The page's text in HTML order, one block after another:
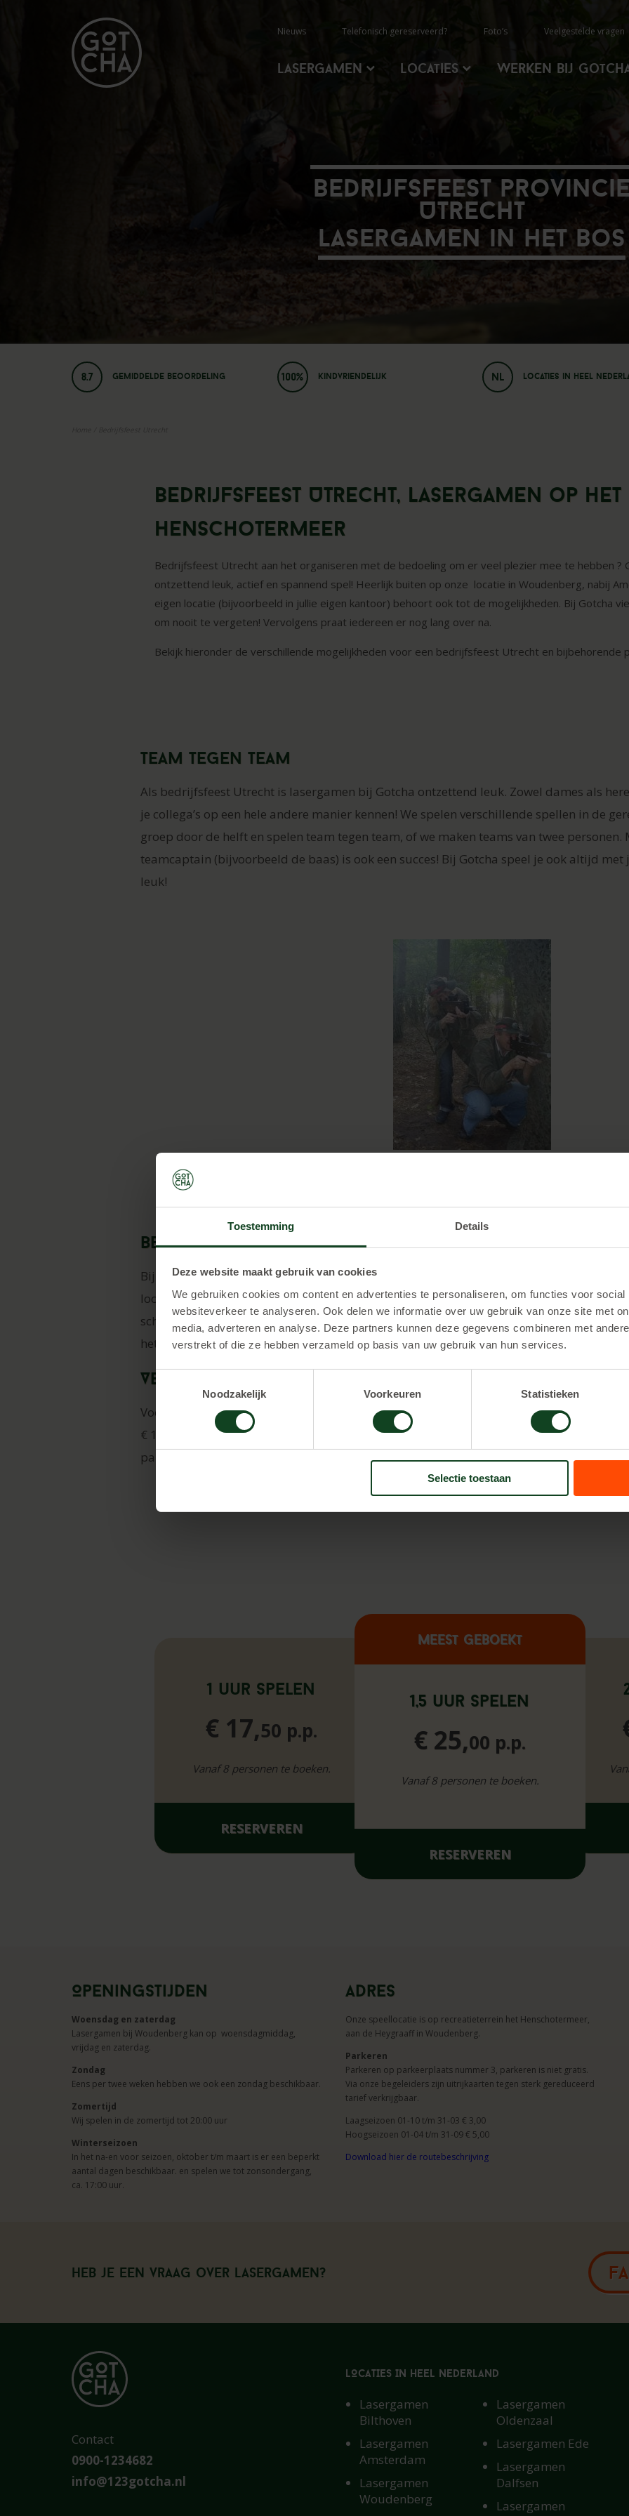
Toestemming Details
Deze website maakt gebruik van cookies
We gebruiken cookies om content en advertenties te personaliseren, om functies voor
websiteverkeer te analyseren. Ook delen we informatie over uw gebruik van onze site met
media, adverteren en analyse. Deze partners kunnen deze gegevens combineren met
verstrekt of die ze hebben verzameld op basis van uw gebruik van hun services.
Toestemmingsselectie
Noodzakelijk
Voorkeuren Statistieken
Selectie toestaan
Nieuws Telefonisch gereserveerd? Foto’s Veelgestelde vragen
Lasergamen Locaties Werken Bij
Bedrijfsfeest
Utrecht
Lasergamen in het bos
8.7 Gemiddelde beoordeling 100% Kindvriendelijk NL Locaties in heel
Bedrijfsfeest Utrecht, lasergamen op het
Henschotermeer
Bedrijfsfeest Utrecht aan het organiseren met de bedoeling om er veel plezier mee te hebben ?
ontzettend leuk, actief en spannend spel! Heerlijk buiten op onze locatie in Woudenberg, nabij
eigen locatie (bijvoorbeeld in jullie eigen kantoor) behoort ook tot de mogelijkheden. Bij Gotcha
om nooit te vergeten! Vervolgens praat iedereen er nog lang over na.
Bekijk hieronder de verschillende mogelijkheden voor een bedrijfsfeest Utrecht en bijbehorende
Team tegen team
Als bedrijfsfeest Utrecht is lasergamen bij Gotcha ontzettend leuk. Zowel dames als
je collega’s op een hele andere manier kennen! We spelen verschillende spellen in de
groep door de helft en spelen team tegen team, of we maken teams van twee
teamcaptain (bijvoorbeeld de baas) is ook een succes! Bij Gotcha speel je ook altijd met
leuk!
DIRECT ONLINE RESERVEREN >
Bedrijfsfeest Utrecht
Bij Gotcha kun je in Woudenberg, gelegen in de provincie Utrecht, spannend
locatie lasergamen? Ook dat is mogelijk! Wij adviseren een grote ruimte buiten van
schuilplekken aanwezig zijn. Beschik je over een grote ruimte binnen? Bijvoorbeeld
het spel gespeeld worden! Lees hier meer over lasergamenop eigen locatie.
Verschillende pakketten
Voor het bedrijfsfeest Utrecht lasergamen bieden we verschillende pakketten aan. Zo
€ 17,50,- per persoon. Voor 1,5 uur spelen betaal je € 25,00 per persoon en 2 uur
pakketten zijn allemaal vanaf 8 personen te boeken.Bekijk de pakketten hier.
1 uur spelen
€ 17,50 p.p.
Vanaf 8 personen te boeken.
RESERVEREN
Meest geboekt
1,5 uur spelen
€ 25,00 p.p.
Vanaf 8 personen te boeken.
RESERVEREN
Openingstijden
Woensdag en zaterdag
Lasergamen bij Woudenberg kan op woensdagmiddag,
vrijdag en zaterdag.
Zondag
Eens per twee weken hebben we ook een zondag beschikbaar.
Zomertijd
Wij spelen in de zomertijd tot 20:00 uur
Winterseizoen
In het na-en voor seizoen, oktober t/m maart is er een beperkt
aantal dagen beschikbaar. en spelen we tot zonsondergang,
ca. 17:00 uur.
Adres
Onze speellocatie is op recreatieterrein het Henschotermeer,
aan de Heygraaff in Woudenberg.
Parkeren
Parkeren op parkeerplaats nummer 3, parkeren is niet gratis.
Via onze begeleiders zijn uitrijkaarten tegen sterk gereduceerd
tarief verkrijgbaar.
Laagseizoen 01-10 t/m 31-03 € 3,00
Hoogseizoen 01-04 t/m 31-09 € 5,00
Download hier de routebeschrijving
Heb je een vraag over Lasergamen?
Contact
0900-1234682
info@123gotcha.nl
LOCATIES IN HEEL NEDERLAND
Lasergamen
Bilthoven
Lasergamen
Amsterdam
Lasergamen
Woudenberg
Lasergamen
Oldenzaal
Lasergamen Ede
Lasergamen
Dalfsen
Lasergamen
De locatie